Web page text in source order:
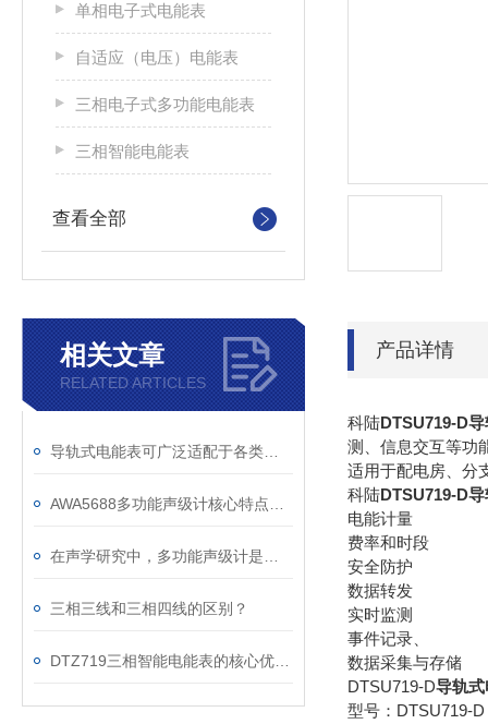
单相电子式电能表
自适应（电压）电能表
三相电子式多功能电能表
三相智能电能表
查看全部
相关文章
RELATED ARTICLES
三相三线和三相四线的区别？
产品详情
科陆DTSU719-D导
测、信息交互等功
适用于配电房、分
科陆DTSU719-D导
电能计量
费率和时段
安全防护
数据转发
实时监测
事件记录、
数据采集与存储
DTSU719-D导轨
型号：DTSU719-D